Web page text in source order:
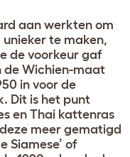
aan werkten om
te maken,
de voorkeur gaf
de Wichien-maat
in voor de
Dit is het punt
en Thai kattenras
meer gematigd
Siamese’ of